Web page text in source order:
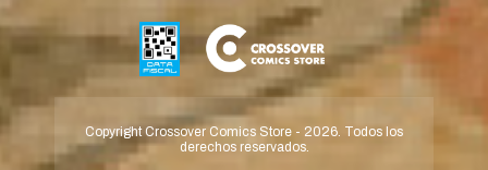
Copyright Crossover Comics Store - 2026. Todos los
derechos reservados.